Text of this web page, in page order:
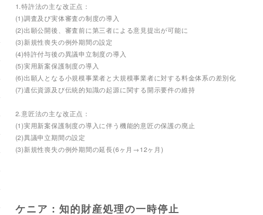
1.特許法の主な改正点：
(1)調査及び実体審査の制度の導入
(2)出願公開後、審査前に第三者による意見提出が可能に
(3)新規性喪失の例外期間の設定
(4)特許付与後の異議申立制度の導入
(5)実用新案保護制度の導入
(6)出願人となる小規模事業者と大規模事業者に対する料金体系の差別化
(7)遺伝資源及び伝統的知識の起源に関する開示要件の維持
2.意匠法の主な改正点：
(1)実用新案保護制度の導入に伴う機能的意匠の保護の廃止
(2)異議申立期間の設定
(3)新規性喪失の例外期間の延長(6ヶ月→12ヶ月)
ケニア：知的財産処理の一時停止